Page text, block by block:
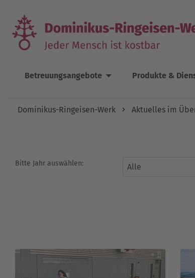
Betreuungsangebote Produkte &
Dominikus-Ringeisen-Werk Aktuelles im
Bitte Jahr auswählen: